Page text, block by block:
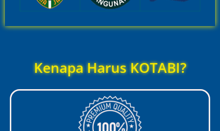
Kenapa Harus KOTABI?